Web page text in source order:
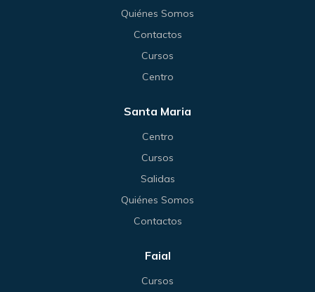
Quiénes Somos
Contactos
Cursos
Centro
Santa Maria
Centro
Cursos
Salidas
Quiénes Somos
Contactos
Faial
Cursos